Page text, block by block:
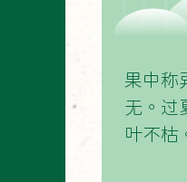
果中称
无。过
叶不枯